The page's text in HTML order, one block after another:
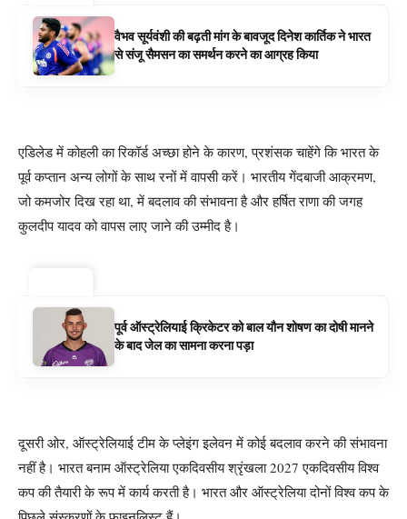
वैभव सूर्यवंशी की बढ़ती मांग के बावजूद दिनेश कार्तिक ने भारत
से संजू सैमसन का समर्थन करने का आग्रह किया
एडिलेड में कोहली का रिकॉर्ड अच्छा होने के कारण, प्रशंसक चाहेंगे कि भारत के
पूर्व कप्तान अन्य लोगों के साथ रनों में वापसी करें। भारतीय गेंदबाजी आक्रमण,
जो कमजोर दिख रहा था, में बदलाव की संभावना है और हर्षित राणा की जगह
कुलदीप यादव को वापस लाए जाने की उम्मीद है।
पूर्व ऑस्ट्रेलियाई क्रिकेटर को बाल यौन शोषण का दोषी मानने
के बाद जेल का सामना करना पड़ा
दूसरी ओर, ऑस्ट्रेलियाई टीम के प्लेइंग इलेवन में कोई बदलाव करने की संभावना
नहीं है। भारत बनाम ऑस्ट्रेलिया एकदिवसीय श्रृंखला 2027 एकदिवसीय विश्व
कप की तैयारी के रूप में कार्य करती है। भारत और ऑस्ट्रेलिया दोनों विश्व कप के